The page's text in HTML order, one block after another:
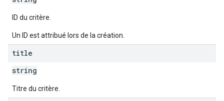
ID du critère.
Un ID est attribué lors de la création.
title
string
Titre du critère.